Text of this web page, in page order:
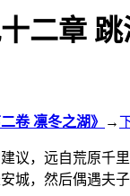
二章
卷 凛冬之湖》 →
议，远自荒原千
城，然后偶遇夫